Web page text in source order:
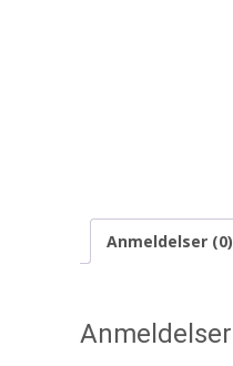
Anmeldelser (0)
Anmeldelser